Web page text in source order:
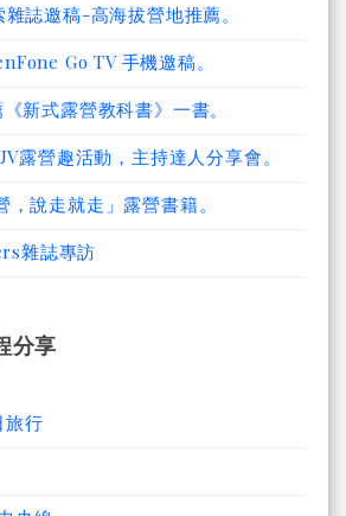
誌邀稿-高海拔營地推薦。
Go TV 手機邀稿。
新式露營教科書》一書。
露營趣活動，主持達人分享會。
，說走就走」露營書籍。
雜誌專訪
分享
旅行